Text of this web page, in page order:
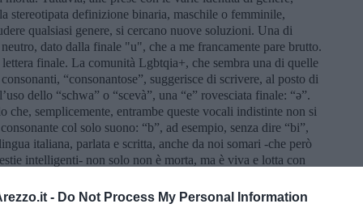
- Do Not Process My Personal Information
stereotipata definizione binaria, maschile o femminile,
qualsiasi genere, si cercano nuove soluzioni. Una di
dato dalla finale "u", che a me francamente pare brutto.
finale. La comunità Lgbtqia+, che sembra una di quelle
“consonantose”, suggerisce di scrivere, al posto di
dello “schwa” o “scevà”, una “e” rovesciata finale: “ə”.
che, semplicemente, entrambe queste vocali indistinte non si
col solo suono: “b”, ad esempio, senza dire “bi”,
italiana, parlata e scritta, anche da noi somari -che però
intelligenti- non solo non è morta, ma è viva e lotta con
I nipotini li abbiamo portati alle cascate delle dighe